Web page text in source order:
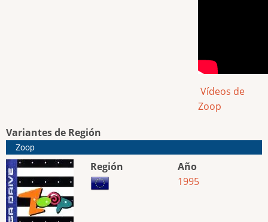
Vídeos de
Zoop
Variantes de Región
Zoop
Región
Año
1995